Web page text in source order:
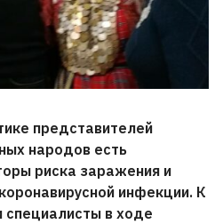
представителей
народов есть
риска заражения и
инфекции. К
специалисты в ходе